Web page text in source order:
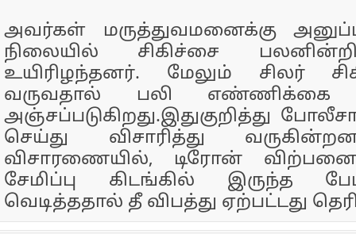
அவர்கள் மருத்துவமனைக்கு
நிலையில் சிகிச்சை
உயிரிழந்தனர். மேலும் சிலர்
வருவதால் பலி
அஞ்சப்படுகிறது.இதுகுறித்து
செய்து விசாரித்து
விசாரணையில், டிரோன்
சேமிப்பு கிடங்கில் இருந்த
வெடித்ததால் தீ விபத்து ஏற்பட்டது